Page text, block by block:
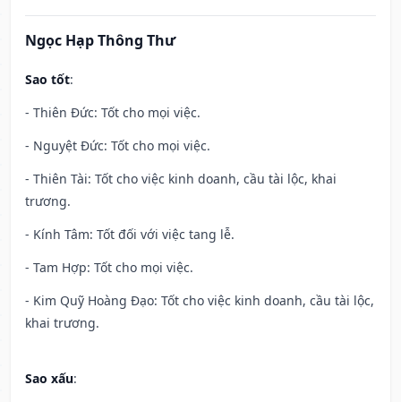
Ngọc Hạp Thông Thư
Sao tốt:
- Thiên Đức: Tốt cho mọi việc.
- Nguyệt Đức: Tốt cho mọi việc.
- Thiên Tài: Tốt cho việc kinh doanh, cầu tài lộc, khai
trương.
- Kính Tâm: Tốt đối với việc tang lễ.
- Tam Hợp: Tốt cho mọi việc.
- Kim Quỹ Hoàng Đạo: Tốt cho việc kinh doanh, cầu tài lộc,
khai trương.
Sao xấu: